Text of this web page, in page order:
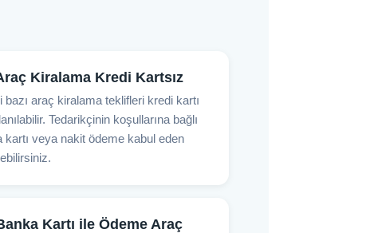
Kiralama Kredi Kartsız
bazı araç kiralama teklifleri kredi kartı
Tedarikçinin koşullarına bağlı
kartı veya nakit ödeme kabul eden
Kartı ile Ödeme Araç